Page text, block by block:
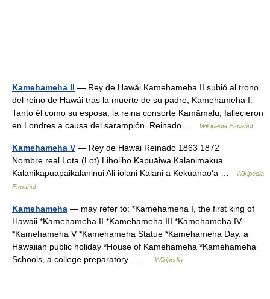
Kamehameha II — Rey de Hawái Kamehameha II subió al trono
del reino de Hawái tras la muerte de su padre, Kamehameha I.
Tanto él como su esposa, la reina consorte Kamāmalu, fallecieron
en Londres a causa del sarampión. Reinado …
Wikipedia Español
Kamehameha V — Rey de Hawái Reinado 1863 1872
Nombre real Lota (Lot) Liholiho Kapuāiwa Kalanimakua
Kalanikapuapaikalaninui Ali iolani Kalani a Kekūanaō‘a …
Wikipedia
Español
Kamehameha — may refer to: *Kamehameha I, the first king of
Hawaii *Kamehameha II *Kamehameha III *Kamehameha IV
*Kamehameha V *Kamehameha Statue *Kamehameha Day, a
Hawaiian public holiday *House of Kamehameha *Kamehameha
Schools, a college preparatory… …
Wikipedia